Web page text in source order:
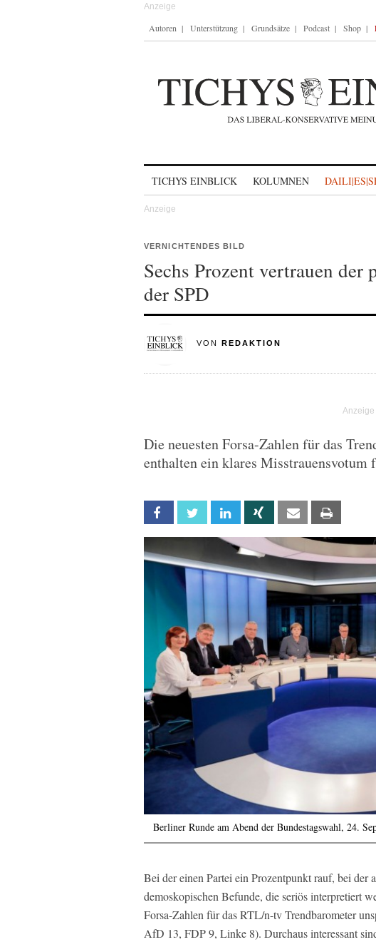
Autoren Unterstützung Grundsätze Podcast Shop
TICHYS EINBLICK KOLUMNEN
VERNICHTENDES BILD
Sechs Prozent vertrauen
der SPD
VON REDAKTION
Die neuesten Forsa-Zahlen für das
enthalten ein klares Misstrauensvotum
Facebook Twitter Linkedin Xing Email
Berliner Runde am Abend der Bundestagswahl, 24.
Bei der einen Partei ein Prozentpunkt rauf, bei der
demoskopischen Befunde, die seriös interpretiert
Forsa-Zahlen für das RTL/n-tv Trendbarometer
AfD 13, FDP 9, Linke 8). Durchaus interessant